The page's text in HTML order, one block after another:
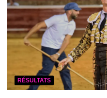
RÉSULTATS